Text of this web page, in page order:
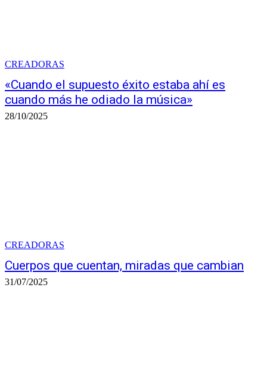
CREADORAS
«Cuando el supuesto éxito estaba ahí es
cuando más he odiado la música»
28/10/2025
CREADORAS
Cuerpos que cuentan, miradas que cambian
31/07/2025